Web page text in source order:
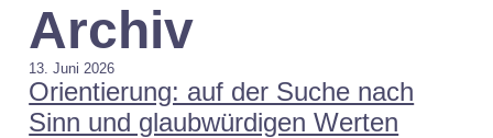
Archiv
13. Juni 2026
Orientierung: auf der Suche nach
Sinn und glaubwürdigen Werten